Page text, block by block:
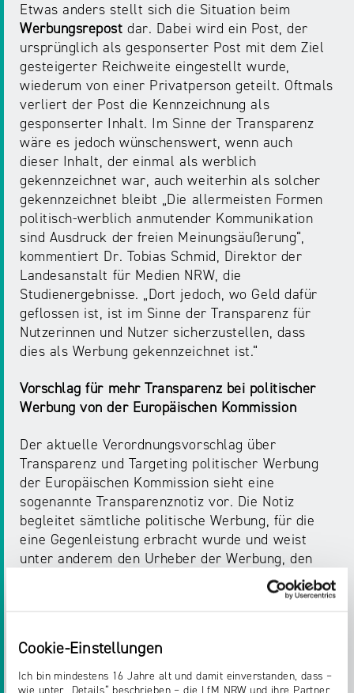
Cookie-Einstellungen
Ich bin mindestens 16 Jahre alt und damit einverstanden, dass –
Etwas anders stellt sich die Situation beim
Werbungsrepostdar. Dabei wird ein Post, der
ursprünglich als gesponserter Post mit dem Ziel
gesteigerter Reichweite eingestellt wurde,
wiederum von einer Privatperson geteilt. Oftmals
verliert der Post die Kennzeichnung als
gesponserter Inhalt. Im Sinne der Transparenz
wäre es jedoch wünschenswert, wenn auch
dieser Inhalt, der einmal als werblich
gekennzeichnet war, auch weiterhin als solcher
gekennzeichnet bleibt „Die allermeisten Formen
politisch-werblich anmutender Kommunikation
sind Ausdruck der freien Meinungsäußerung“,
kommentiert Dr. Tobias Schmid, Direktor der
Landesanstalt für Medien NRW, die
Studienergebnisse. „Dort jedoch, wo Geld dafür
geflossen ist, ist im Sinne der Transparenz für
Nutzerinnen und Nutzer sicherzustellen, dass
dies als Werbung gekennzeichnet ist.“
Vorschlag für mehr Transparenz bei politischer
Werbung von der Europäischen Kommission
Der aktuelle Verordnungsvorschlag über
Transparenz und Targeting politischer Werbung
der Europäischen Kommission sieht eine
sogenannte Transparenznotiz vor. Die Notiz
begleitet sämtliche politische Werbung, für die
eine Gegenleistung erbracht wurde und weist
unter anderem den Urheber der Werbung, den
Geldgeber und die Targeting-Kriterien aus. Und
diese Notiz soll auch dann erhalten bleiben, wenn
sondern in allen Medien. „Transparenz schadet
bekanntlich nur demjenigen, der etwas zu